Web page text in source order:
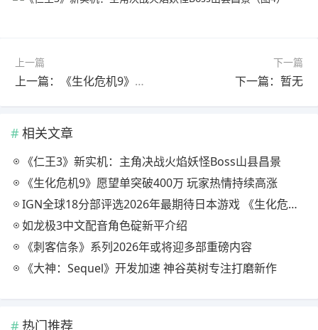
上一篇
上一篇：《生化危机9》愿望单突破400万 玩家热情持续高涨
下一篇
下一篇：暂无
相关文章
《仁王3》新实机：主角决战火焰妖怪Boss山县昌景
《生化危机9》愿望单突破400万 玩家热情持续高涨
IGN全球18分部评选2026年最期待日本游戏 《生化危机9》登顶
如龙极3中文配音角色碇新平介绍
《刺客信条》系列2026年或将迎多部重磅内容
《大神：Sequel》开发加速 神谷英树专注打磨新作
热门推荐